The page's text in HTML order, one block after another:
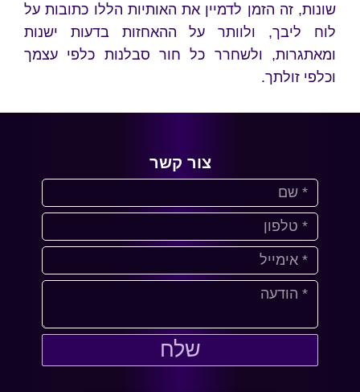
שונות, זה הזמן לדמיין את האותיות הללו כתובות על
לוח ליבך, ולוותר על ההאחזות בדעות ישנות
ומאתגרות, ולשחרר כל חור סבלנות כלפי עצמך
וכלפי זולתך.
צור קשר
שלח